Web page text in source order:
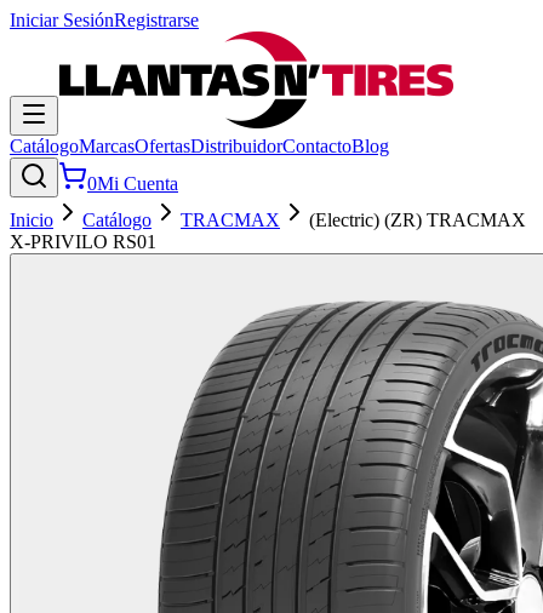
Iniciar SesiónRegistrarse
CatálogoMarcasOfertasDistribuidorContactoBlog
0Mi Cuenta
Inicio
Catálogo TRACMAX
(Electric) (ZR) TRACMAX
X-PRIVILO RS01